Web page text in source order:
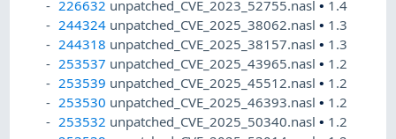
226632 unpatched_CVE_2023_52755.nasl• 1.4
244324 unpatched_CVE_2025_38062.nasl• 1.3
244318 unpatched_CVE_2025_38157.nasl• 1.3
253537 unpatched_CVE_2025_43965.nasl• 1.2
253539 unpatched_CVE_2025_45512.nasl• 1.2
253530 unpatched_CVE_2025_46393.nasl• 1.2
253532 unpatched_CVE_2025_50340.nasl• 1.2